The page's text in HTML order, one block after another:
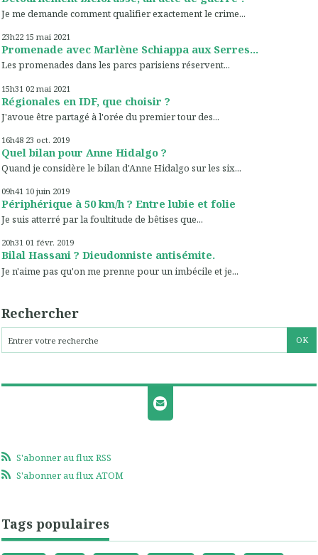
Je me demande comment qualifier exactement le crime...
23h22 15 mai 2021
Promenade avec Marlène Schiappa aux Serres...
Les promenades dans les parcs parisiens réservent...
15h31 02 mai 2021
Régionales en IDF, que choisir ?
J'avoue être partagé à l'orée du premier tour des...
16h48 23 oct. 2019
Quel bilan pour Anne Hidalgo ?
Quand je considère le bilan d'Anne Hidalgo sur les six...
09h41 10 juin 2019
Périphérique à 50 km/h ? Entre lubie et folie
Je suis atterré par la foultitude de bêtises que...
20h31 01 févr. 2019
Bilal Hassani ? Dieudonniste antisémite.
Je n'aime pas qu'on me prenne pour un imbécile et je...
Rechercher
S'abonner au flux RSS
S'abonner au flux ATOM
Tags populaires